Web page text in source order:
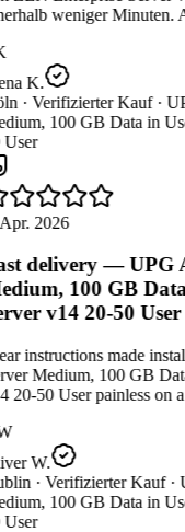
weniger Minuten.
K.
· Verifizierter Kauf ·
100 GB Data in
2026
delivery — UPG
100 GB
v14 20-50 User
instructions made
Medium, 100 GB
20-50 User painless on
W.
· Verifizierter Kauf ·
100 GB Data in